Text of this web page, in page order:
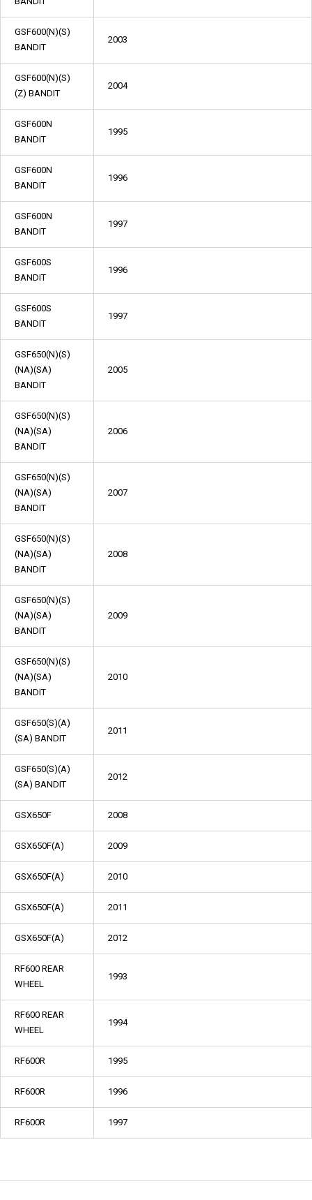
GSF600(N)(S)
BANDIT
2003
GSF600(N)(S)
(Z) BANDIT
2004
GSF600N
BANDIT
1995
GSF600N
BANDIT
1996
GSF600N
BANDIT
1997
GSF600S
BANDIT
1996
GSF600S
BANDIT
1997
GSF650(N)(S)
(NA)(SA)
BANDIT
2005
GSF650(N)(S)
(NA)(SA)
BANDIT
2006
GSF650(N)(S)
(NA)(SA)
BANDIT
2007
GSF650(N)(S)
(NA)(SA)
BANDIT
2008
GSF650(N)(S)
(NA)(SA)
BANDIT
2009
GSF650(N)(S)
(NA)(SA)
BANDIT
2010
GSF650(S)(A)
(SA) BANDIT
2011
GSF650(S)(A)
(SA) BANDIT
2012
GSX650F 2008
GSX650F(A) 2009
GSX650F(A) 2010
GSX650F(A) 2011
GSX650F(A) 2012
RF600 REAR
WHEEL
1993
RF600 REAR
WHEEL
1994
RF600R 1995
RF600R 1996
RF600R 1997